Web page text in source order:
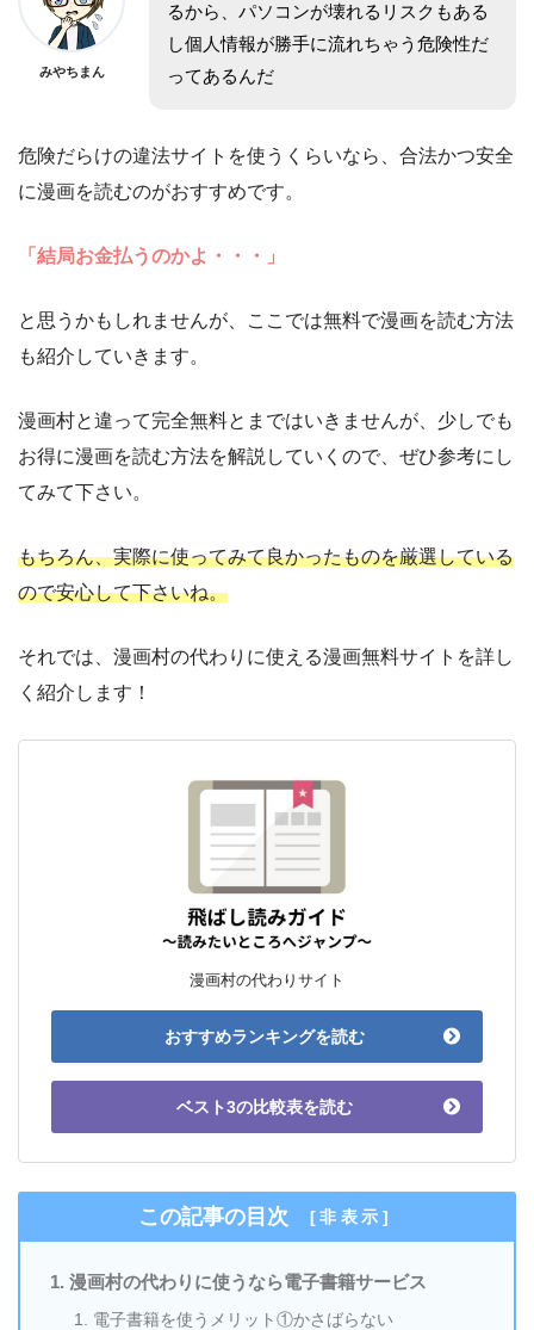
みやちまん
るから、パソコンが壊れるリスクもある
し個人情報が勝手に流れちゃう危険性だ
ってあるんだ
危険だらけの違法サイトを使うくらいなら、合法かつ安全
に漫画を読むのがおすすめです。
「結局お金払うのかよ・・・」
と思うかもしれませんが、ここでは無料で漫画を読む方法
も紹介していきます。
漫画村と違って完全無料とまではいきませんが、少しでも
お得に漫画を読む方法を解説していくので、ぜひ参考にし
てみて下さい。
もちろん、実際に使ってみて良かったものを厳選している
ので安心して下さいね。
それでは、漫画村の代わりに使える漫画無料サイトを詳し
く紹介します！
漫画村の代わりサイト
おすすめランキングを読む
ベスト3の比較表を読む
この記事の目次 [非表示 ]
漫画村の代わりに使うなら電子書籍サービス
電子書籍を使うメリット①かさばらない